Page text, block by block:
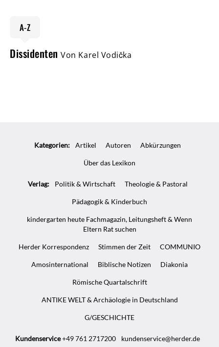
A-Z
Dissidenten Von Karel Vodička
Kategorien: Artikel Autoren Abkürzungen
Über das Lexikon
Verlag: Politik & Wirtschaft Theologie & Pastoral
Pädagogik & Kinderbuch
kindergarten heute Fachmagazin, Leitungsheft & Wenn
Eltern Rat suchen
Herder Korrespondenz Stimmen der Zeit COMMUNIO
Amosinternational Biblische Notizen Diakonia
Römische Quartalschrift
ANTIKE WELT & Archäologie in Deutschland
G/GESCHICHTE
Kundenservice+49 761 2717200 kundenservice@herder.de